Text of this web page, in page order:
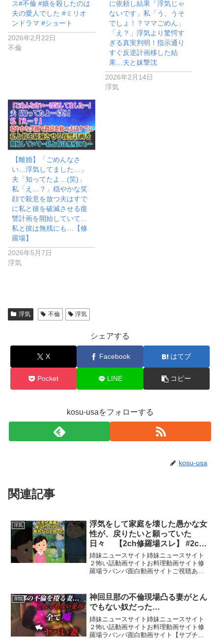
ス#不倫 #娘を殺したのは
夫の愛人でした #ミリオ
ンドラマ #ショート
2026年2月22日
不倫
に依頼し結果「浮気じゃ
ないです」私「う、うそ
でしょ！？ママごめん」
「え？」浮気より驚愕す
ぎる真実判明！指示通り
すぐ反逆計画移した結
果…夫と妹撃沈
2026年2月14日
浮気
【離婚】「ごめんなさ
い…浮気してました…」
夫「知ってたよ…(笑)」
私「え…？」穏やかな笑
顔で殺意を放つ夫はすで
に私と彼を破滅させる復
讐計画を開始していて…
私と彼は無残にも…【修
羅場】
2026年5月7日
浮気
浮気 不倫 浮気
シェアする
X Facebook はてブ
Pocket LINE コピー
kosu-usaをフォローする
kosu-usa
関連記事
浮気
浮気をして家庭を壊した愚かな女
性が、戻りたいと願っていた
日々 【2ch修羅場スレ】 #2ch
#感動する話 #泣ける話 shorts
姉妹ニュースサイト姉妹ニュースサイト
２怖い話動画サイトお料理動画サイト修
羅場ラバンバ面白動画サイトご視聴あり
けると幸いです。コメントなどもよろし
くお願い致します。感動す...
浮気
神回旦那の不倫現場凸る妻がとん
でもない奴だった…
姉妹ニュースサイト姉妹ニュースサイト
２怖い話動画サイトお料理動画サイト修
羅場ラバンバ面白動画サイト【サブチャ